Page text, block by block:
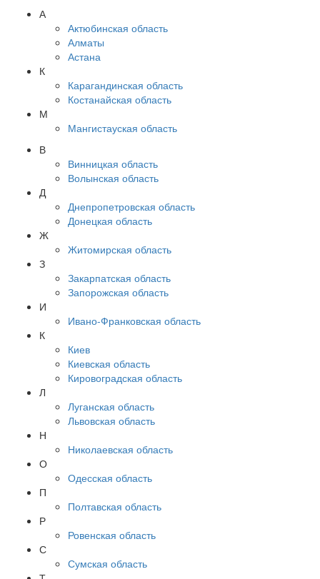
А
Актюбинская область
Алматы
Астана
К
Карагандинская область
Костанайская область
М
Мангистауская область
В
Винницкая область
Волынская область
Д
Днепропетровская область
Донецкая область
Ж
Житомирская область
З
Закарпатская область
Запорожская область
И
Ивано-Франковская область
К
Киев
Киевская область
Кировоградская область
Л
Луганская область
Львовская область
Н
Николаевская область
О
Одесская область
П
Полтавская область
Р
Ровенская область
С
Сумская область